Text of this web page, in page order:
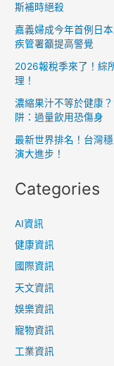
愛？
天
秤
與
巨
蟹
女
特
大
析
斯補時絕殺
嘉義婦成今年首例日
疾管署籲提高警覺
2026報稅季來了！綜
理！
濃縮果汁不等於健康
阱：過量飲用恐傷身
最新世界排名！台灣
演大進步！
Categories
AI資訊
健康資訊
國際資訊
天文資訊
娛樂資訊
寵物資訊
工業資訊